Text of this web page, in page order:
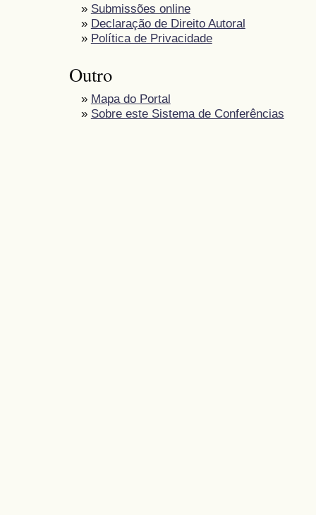
» Submissões online
» Declaração de Direito Autoral
» Política de Privacidade
Outro
» Mapa do Portal
» Sobre este Sistema de Conferências